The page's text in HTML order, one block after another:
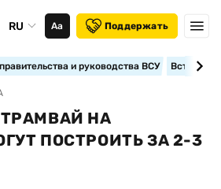
RU Аа Поддержать
и руководства ВСУ
НА
ПОСТРОИТЬ ЗА 2-3